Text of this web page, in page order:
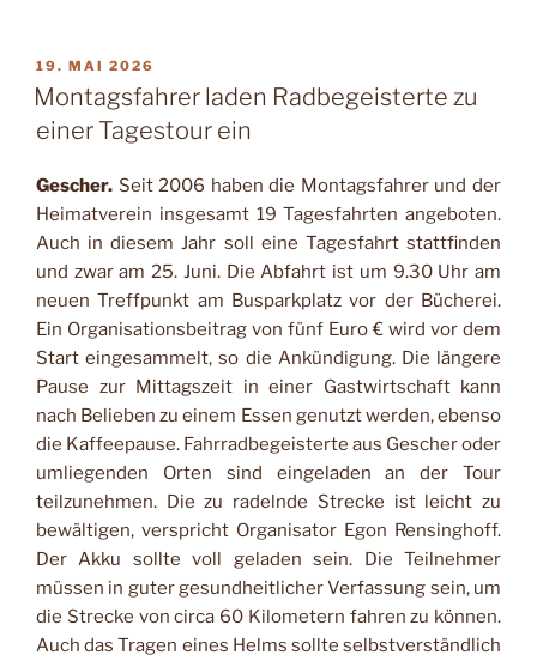
VERÖFFENTLICHT
AM
19. MAI 2026
Montagsfahrer laden Radbegeisterte zu
einer Tagestour ein
Gescher. Seit 2006 haben die Montagsfahrer und der
Heimatverein insgesamt 19 Tagesfahrten angeboten.
Auch in diesem Jahr soll eine Tagesfahrt stattfinden
und zwar am 25. Juni. Die Abfahrt ist um 9.30 Uhr am
neuen Treffpunkt am Busparkplatz vor der Bücherei.
Ein Organisationsbeitrag von fünf Euro € wird vor dem
Start eingesammelt, so die Ankündigung. Die längere
Pause zur Mittagszeit in einer Gastwirtschaft kann
nach Belieben zu einem Essen genutzt werden, ebenso
die Kaffeepause. Fahrradbegeisterte aus Gescher oder
umliegenden Orten sind eingeladen an der Tour
teilzunehmen. Die zu radelnde Strecke ist leicht zu
bewältigen, verspricht Organisator Egon Rensinghoff.
Der Akku sollte voll geladen sein. Die Teilnehmer
müssen in guter gesundheitlicher Verfassung sein, um
die Strecke von circa 60 Kilometern fahren zu können.
Auch das Tragen eines Helms sollte selbstverständlich